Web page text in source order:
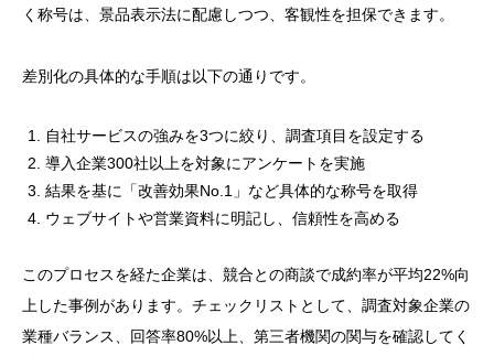
く称号は、景品表示法に配慮しつつ、客観性を担保できます。
差別化の具体的な手順は以下の通りです。
自社サービスの強みを3つに絞り、調査項目を設定する
導入企業300社以上を対象にアンケートを実施
結果を基に「改善効果No.1」など具体的な称号を取得
ウェブサイトや営業資料に明記し、信頼性を高める
このプロセスを経た企業は、競合との商談で成約率が平均22%向
上した事例があります。チェックリストとして、調査対象企業の
業種バランス、回答率80%以上、第三者機関の関与を確認してく